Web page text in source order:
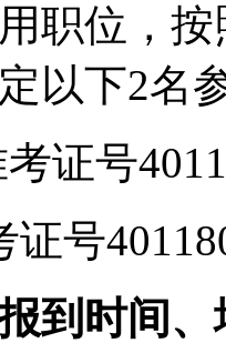
位，按
以下2名
号
号
时间、